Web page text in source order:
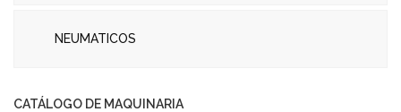
NEUMATICOS
CATÁLOGO DE MAQUINARIA